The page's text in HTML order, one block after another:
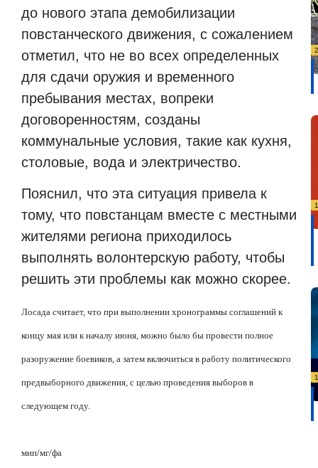
до нового этапа демобилизации
повстанческого движения, с сожалением
отметил, что не во всех определенных
для сдачи оружия и временного
пребывания местах, вопреки
договоренностям, созданы
коммунальные условия, такие как кухня,
столовые, вода и электричество.
Пояснил, что эта ситуация привела к
тому, что повстанцам вместе с местными
жителями региона приходилось
выполнять волонтерскую работу, чтобы
решить эти проблемы как можно скорее.
Лосада считает, что при выполнении хронограммы соглашений к
концу мая или к началу июня, можно было бы провести полное
разоружение боевиков, а затем включиться в работу политического
предвыборного движения, с целью проведения выборов в
следующем году.
мнп/мг/фа